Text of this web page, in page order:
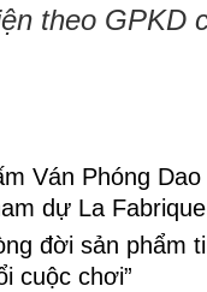
theo GPKD
Ván Phóng
dự La
đời sản phẩm
cuộc chơi”